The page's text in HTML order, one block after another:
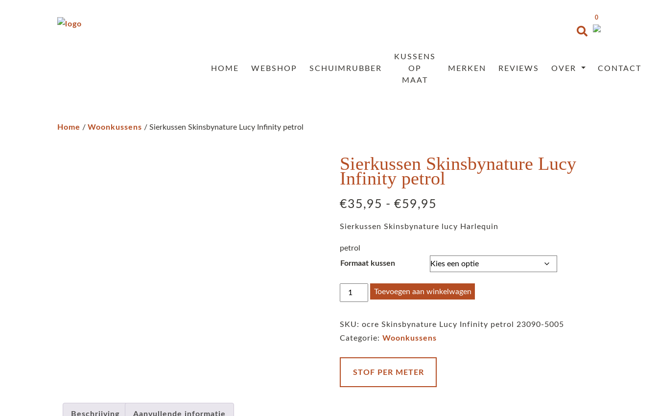
0
HOME WEBSHOP SCHUIMRUBBER
KUSSENS
OP
MAAT
MERKEN REVIEWS OVER CONTACT
Home / Woonkussens / Sierkussen Skinsbynature Lucy Infinity petrol
Sierkussen Skinsbynature Lucy
Infinity petrol
€35,95 - €59,95
tot
Sierkussen Skinsbynature lucy Harlequin
petrol
Formaat kussen
Sierkussen
Skinsbynature
petrol
aantal
Toevoegen aan winkelwagen
SKU:ocre Skinsbynature Lucy Infinity petrol 23090-5005
Categorie:Woonkussens
STOF PER METER
Beschrijving Aanvullende informatie